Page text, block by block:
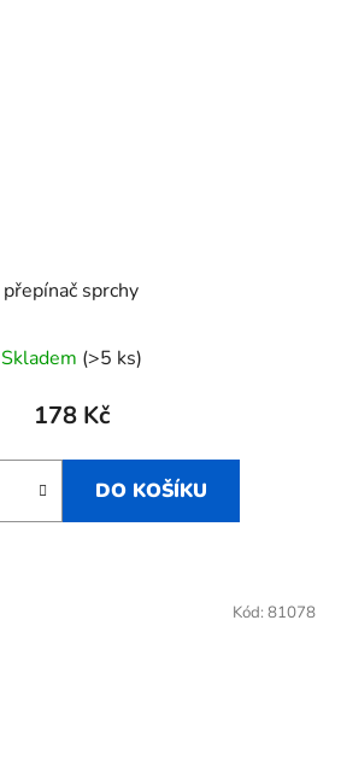
přepínač sprchy
Skladem (>5 ks)
178 Kč
DO KOŠÍKU
Kód: 81078